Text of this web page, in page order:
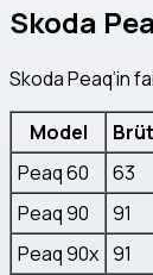
Skoda
Skoda Peaq’in
Model
Peaq 60
63
Peaq 90
91
Peaq 90x 91